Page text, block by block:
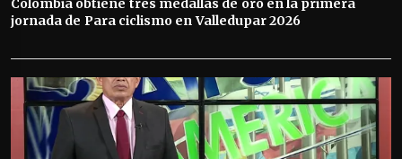
Colombia obtiene tres medallas de oro en la primera
jornada de Para ciclismo en Valledupar 2026